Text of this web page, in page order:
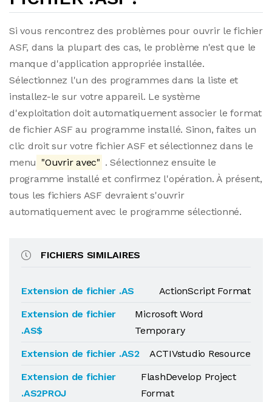
Si vous rencontrez des problèmes pour ouvrir le fichier
ASF, dans la plupart des cas, le problème n'est que le
manque d'application appropriée installée.
Sélectionnez l'un des programmes dans la liste et
installez-le sur votre appareil. Le système
d'exploitation doit automatiquement associer le format
de fichier ASF au programme installé. Sinon, faites un
clic droit sur votre fichier ASF et sélectionnez dans le
menu "Ouvrir avec" . Sélectionnez ensuite le
programme installé et confirmez l'opération. À présent,
tous les fichiers ASF devraient s'ouvrir
automatiquement avec le programme sélectionné.
FICHIERS SIMILAIRES
Extension de fichier .AS
ActionScript Format
Extension de fichier
.AS$
Microsoft Word
Temporary
Extension de fichier .AS2
ACTIVstudio Resource
Extension de fichier
.AS2PROJ
FlashDevelop Project
Format